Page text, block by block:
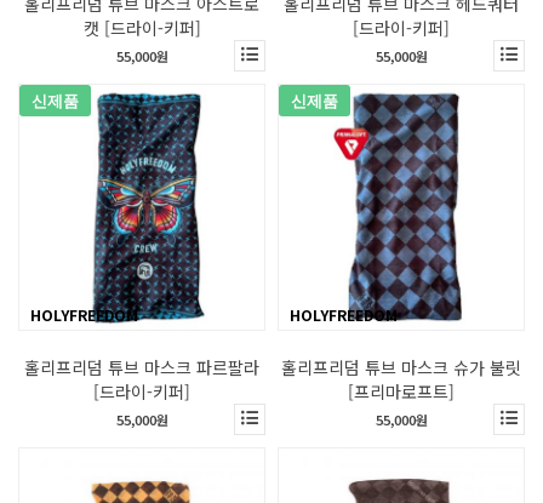
캣 [드라이-키퍼]
55,000원
[드라이-키퍼]
55,000원
신제품
HOLYFREEDOM
홀리프리덤 튜브 마스크 파르팔라
[드라이-키퍼]
55,000원
신제품
HOLYFREEDOM
홀리프리덤 튜브 마스크 슈가 불릿
[프리마로프트]
55,000원